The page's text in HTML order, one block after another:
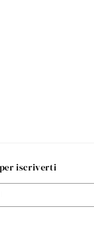
iscriverti